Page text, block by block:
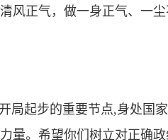
风正气，做一身正气、一尘
局起步的重要节点,身处国
量。希望你们树立对正确